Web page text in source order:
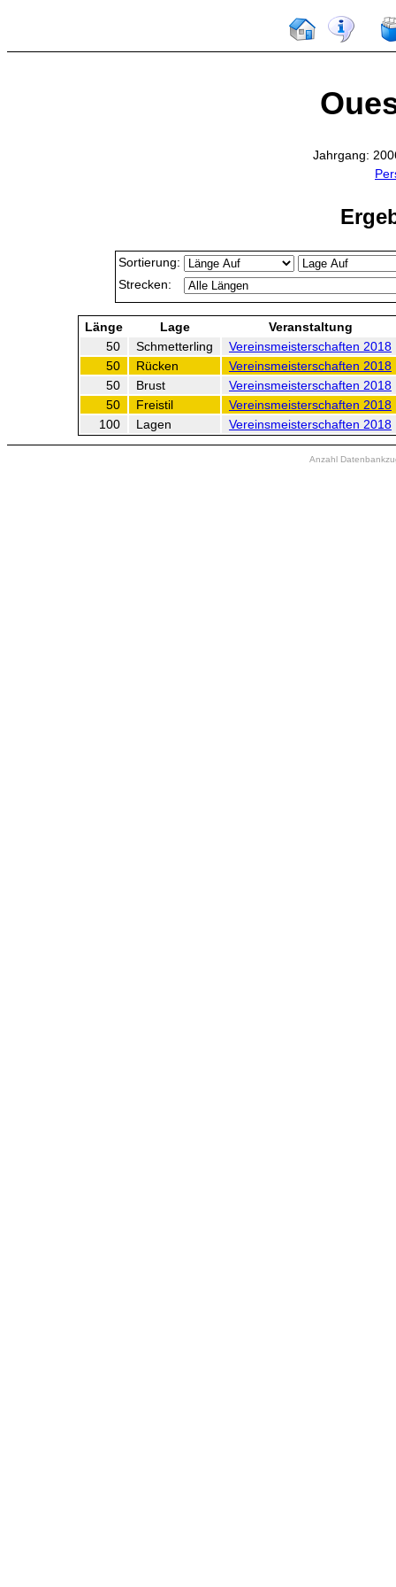
Jahrgang:
Sortierung:
Strecken:
Länge Lage
Veranstaltung
50
Schmetterling
Vereinsmeisterschaften 2018
50
Rücken
Vereinsmeisterschaften 2018
50
Brust
Vereinsmeisterschaften 2018
50
Freistil
Vereinsmeisterschaften 2018
100
Lagen Vereinsmeisterschaften 2018
Anzahl